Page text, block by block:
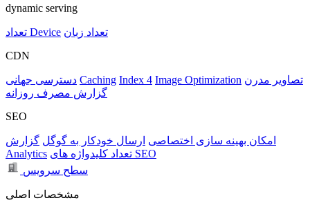
dynamic serving
تعداد Device تعداد زبان
CDN
دسترسی جهانی Caching Index 4 Image Optimization تصاویر مدرن
گزارش مصرف روزانه
SEO
امکان بهینه سازی اختصاصی ارسال خودکار به گوگل گزارش
Analytics
تعداد کلیدواژه های SEO
سطح سرویس
مشخصات اصلی